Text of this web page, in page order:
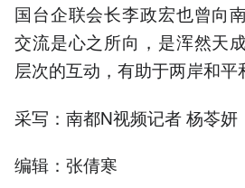
国台企联会长李政宏也曾向
交流是心之所向，是浑然天
层次的互动，有助于两岸和平
采写：南都N视频记者 杨苓妍
编辑：张倩寒